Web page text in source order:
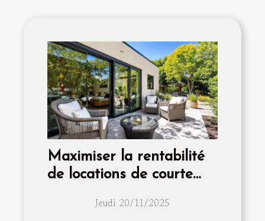
Maximiser la rentabilité
de locations de courte
éprouvéesJeudi 20/11/2025